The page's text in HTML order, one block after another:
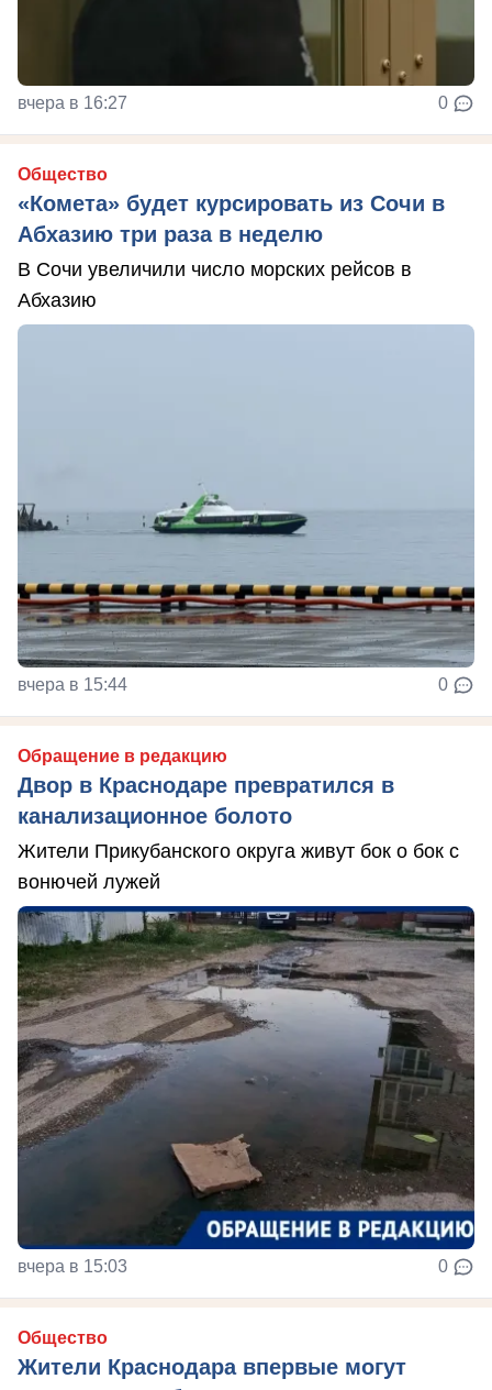
вчера в 16:27 0
Общество
«Комета» будет курсировать из Сочи в
Абхазию три раза в неделю
В Сочи увеличили число морских рейсов в
Абхазию
вчера в 15:44 0
Обращение в редакцию
Двор в Краснодаре превратился в
канализационное болото
Жители Прикубанского округа живут бок о бок с
вонючей лужей
вчера в 15:03 0
Общество
Жители Краснодара впервые могут